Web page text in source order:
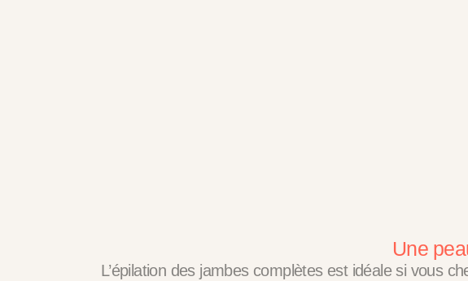
Une
L’épilation des jambes complètes est idéale si vous